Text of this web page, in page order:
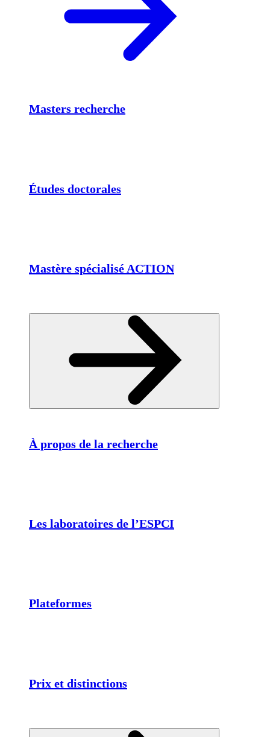
Masters recherche
Études doctorales
Mastère spécialisé ACTION
À propos de la recherche
Les laboratoires de l’ESPCI
Plateformes
Prix et distinctions